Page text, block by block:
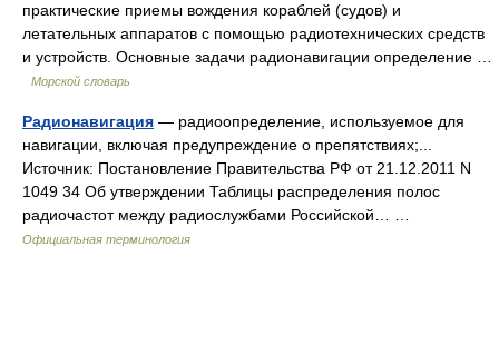
практические приемы вождения кораблей (судов) и
летательных аппаратов с помощью радиотехнических средств
и устройств. Основные задачи радионавигации определение …
Морской словарь
Радионавигация — радиоопределение, используемое для
навигации, включая предупреждение о препятствиях;...
Источник: Постановление Правительства РФ от 21.12.2011 N
1049 34 Об утверждении Таблицы распределения полос
радиочастот между радиослужбами Российской… …
Официальная терминология